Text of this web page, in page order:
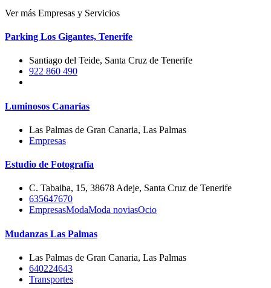
Ver más Empresas y Servicios
Parking Los Gigantes, Tenerife
Santiago del Teide, Santa Cruz de Tenerife
922 860 490
Luminosos Canarias
Las Palmas de Gran Canaria, Las Palmas
Empresas
Estudio de Fotografía
C. Tabaiba, 15, 38678 Adeje, Santa Cruz de Tenerife
635647670
EmpresasModaModa noviasOcio
Mudanzas Las Palmas
Las Palmas de Gran Canaria, Las Palmas
640224643
Transportes